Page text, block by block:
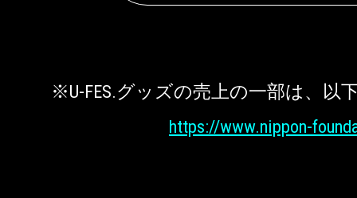
※U-FES.グッズの売上の一部は、以
https://www.nippon-